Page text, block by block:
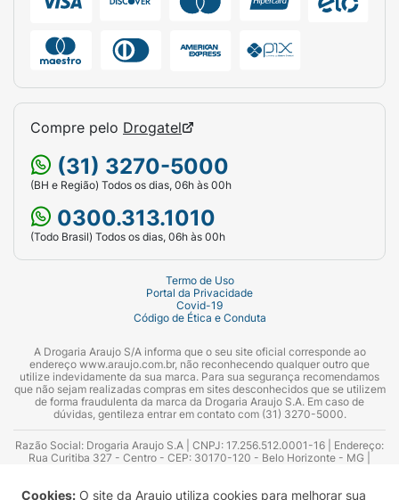
Cookies: O site da Araujo utiliza cookies para melhorar sua
Compre pelo Drogatel
(31) 3270-5000
(BH e Região) Todos os dias, 06h às 00h
0300.313.1010
(Todo Brasil) Todos os dias, 06h às 00h
Termo de Uso
Portal da Privacidade
Covid-19
Código de Ética e Conduta
A Drogaria Araujo S/A informa que o seu site oficial corresponde ao
endereço www.araujo.com.br, não reconhecendo qualquer outro que
utilize indevidamente da sua marca. Para sua segurança recomendamos
que não sejam realizadas compras em sites desconhecidos que se utilizem
de forma fraudulenta da marca da Drogaria Araujo S.A. Em caso de
dúvidas, gentileza entrar em contato com (31) 3270-5000.
Razão Social: Drogaria Araujo S.A | CNPJ: 17.256.512.0001-16 | Endereço:
Rua Curitiba 327 - Centro - CEP: 30170-120 - Belo Horizonte - MG |
Azevedo Guimarães – CRF 10.965 | Yasmin Silva Alvarenga – CRF 52.584 -